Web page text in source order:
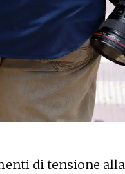
di tensione